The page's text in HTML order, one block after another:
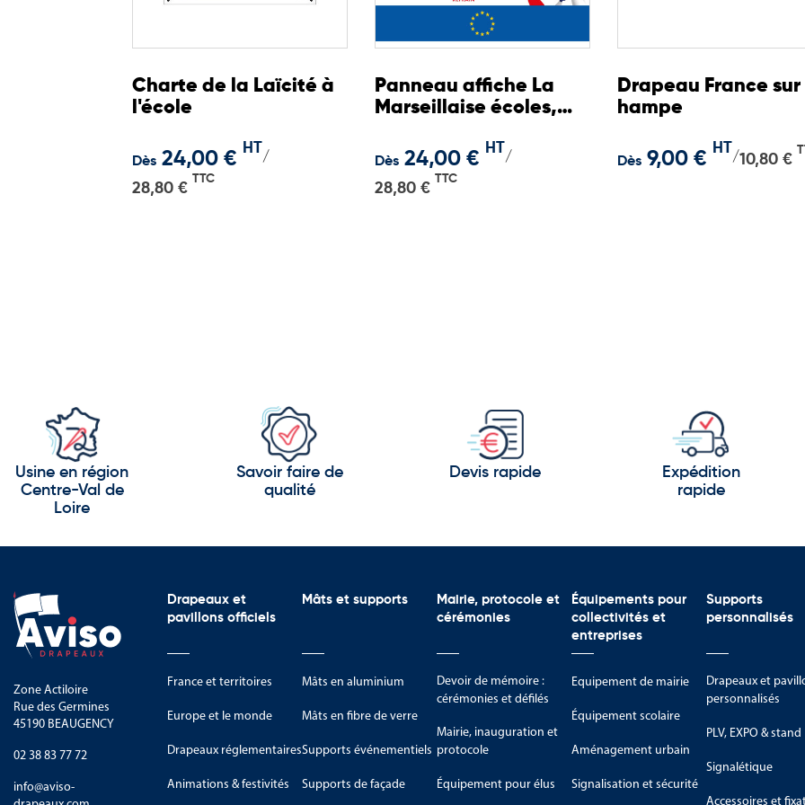
Charte de la Laïcité à
l'école
Dès 24,00 € HT
/
28,80 €
TTC
Panneau affiche La
Marseillaise écoles,
Dès 24,00 € HT
/
28,80 €
TTC
Drapeau France sur
hampe
Dès 9,00 € HT
/10,80 €
Usine en région
Centre-Val de
Loire
Savoir faire de
qualité
Devis rapide
Expédition
rapide
Zone Actiloire
Rue des Germines
45190 BEAUGENCY
02 38 83 77 72
info@aviso-
Drapeaux et
pavillons officiels
France et territoires
Europe et le monde
Drapeaux réglementaires
Animations & festivités
Mâts et supports
Mâts en aluminium
Mâts en fibre de verre
Supports événementiels
Supports de façade
Mairie, protocole et
cérémonies
Devoir de mémoire :
cérémonies et défilés
Mairie, inauguration et
protocole
Équipement pour élus
Équipements pour
collectivités et
entreprises
Equipement de mairie
Équipement scolaire
Aménagement urbain
Signalisation et sécurité
Supports
personnalisés
Drapeaux et
personnalisés
PLV, EXPO & stand
Signalétique
Accessoires et